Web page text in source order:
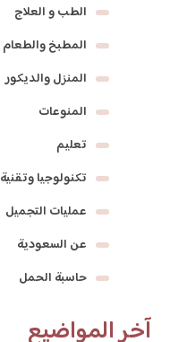
الطب و العلاج
المطبخ والطعام
المنزل والديكور
المنوعات
تعليم
تكنولوجيا وتقنية
عمليات التجميل
عن السعودية
حاسبة الحمل
آخر المواضيع